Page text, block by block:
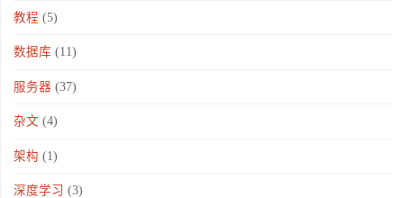
教程 (5)
数据库 (11)
服务器 (37)
杂文 (4)
架构 (1)
深度学习 (3)